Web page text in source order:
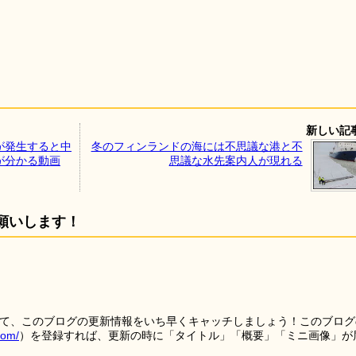
発生すると中
分かる動画
新しい記
冬のフィンランドの海には不思議な港と不
思議な水先案内人が現れる
いします！
、このブログの更新情報をいち早くキャッチしましょう！このブロ
）を登録すれば、更新の時に「タイトル」「概要」「ミニ画像」が